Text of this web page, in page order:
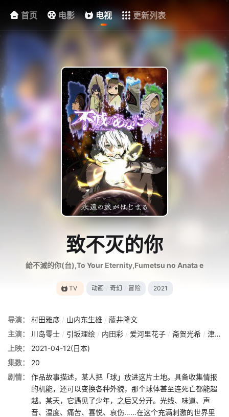
首页 电影 电视 更新列表
致不灭的你
給不滅的你(台),To Your Eternity,Fumetsu no Anata e
TV 动画 奇幻 冒险 2021
导演： 村田雅彦 / 山内东生雄 / 藤井隆文
主演：
川岛零士 / 引坂理绘 / 内田彩 / 爱河里花子 / 斋贺光希 / 津田健次郎
上映：
2021-04-12(日本)
集数：
20
剧情：
作品故事描述，某人把「球」放进这片土地。具备收集情报
的机能，还可以变换各种外貌，那个球体甚至连死亡都能超
越。某天，它遇见了少年，之后又分开。光线、味道、声
音、温度、痛苦、喜悦、哀伤……在这个充满刺激的世界里